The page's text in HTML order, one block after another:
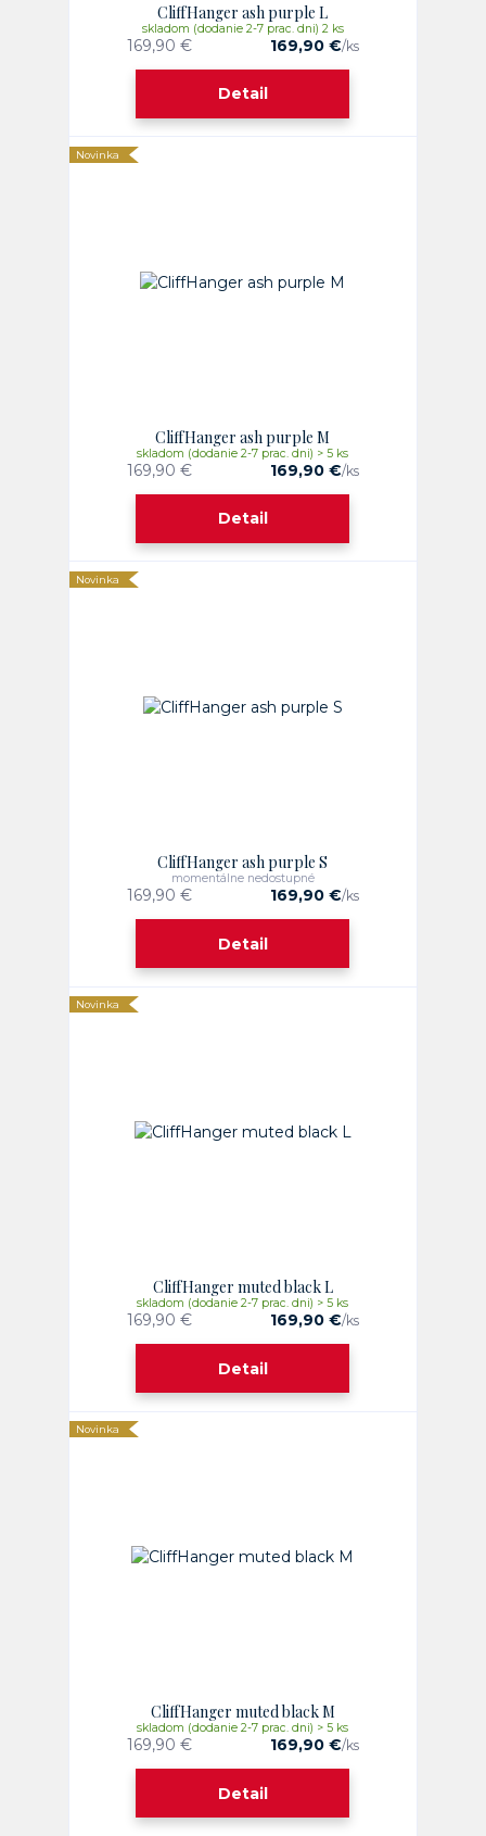
CliffHanger ash purple L
169,90 € 169,90 €/ks
skladom (dodanie 2-7 prac. dni) 2 ks
Detail
Novinka
CliffHanger ash purple M
169,90 € 169,90 €/ks
skladom (dodanie 2-7 prac. dni) > 5 ks
Detail
Novinka
CliffHanger ash purple S
169,90 € 169,90 €/ks
momentálne nedostupné
Detail
Novinka
CliffHanger muted black L
169,90 € 169,90 €/ks
skladom (dodanie 2-7 prac. dni) > 5 ks
Detail
Novinka
CliffHanger muted black M
169,90 € 169,90 €/ks
skladom (dodanie 2-7 prac. dni) > 5 ks
Detail